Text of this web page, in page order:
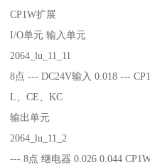
CP1W扩展
I/O单元 输入单元
2064_lu_11_11
8点 --- DC24V输入 0.018 ---
L、CE、KC
输出单元
2064_lu_11_2
--- 8点 继电器 0.026 0.044